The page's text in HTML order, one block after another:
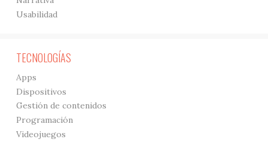
Usabilidad
TECNOLOGÍAS
Apps
Dispositivos
Gestión de contenidos
Programación
Videojuegos